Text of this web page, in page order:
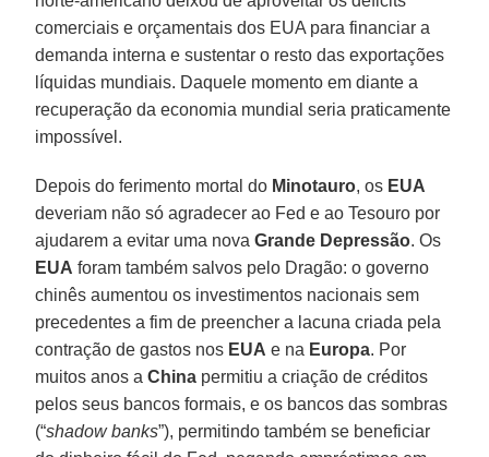
comerciais e orçamentais dos EUA para financiar a
demanda interna e sustentar o resto das exportações
líquidas mundiais. Daquele momento em diante a
recuperação da economia mundial seria praticamente
impossível.
Depois do ferimento mortal do Minotauro, os EUA
deveriam não só agradecer ao Fed e ao Tesouro por
ajudarem a evitar uma novaGrande Depressão. Os
EUA foram também salvos pelo Dragão: o governo
chinês aumentou os investimentos nacionais sem
precedentes a fim de preencher a lacuna criada pela
contração de gastos nos EUA e na Europa. Por
muitos anos aChina permitiu a criação de créditos
pelos seus bancos formais, e os bancos das sombras
(“shadow banks”), permitindo também se beneficiar